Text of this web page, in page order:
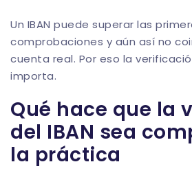
Un IBAN puede superar las
comprobaciones y aún así no
cuenta real. Por eso la
importa.
Qué hace que la
del IBAN sea
la práctica